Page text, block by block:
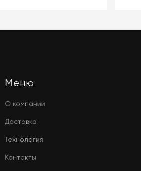
Меню
О компании
Доставка
Технология
Контакты